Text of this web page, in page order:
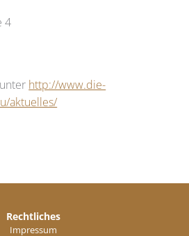
4
http://www.die-
aktuelles/
Rechtliches
Impressum